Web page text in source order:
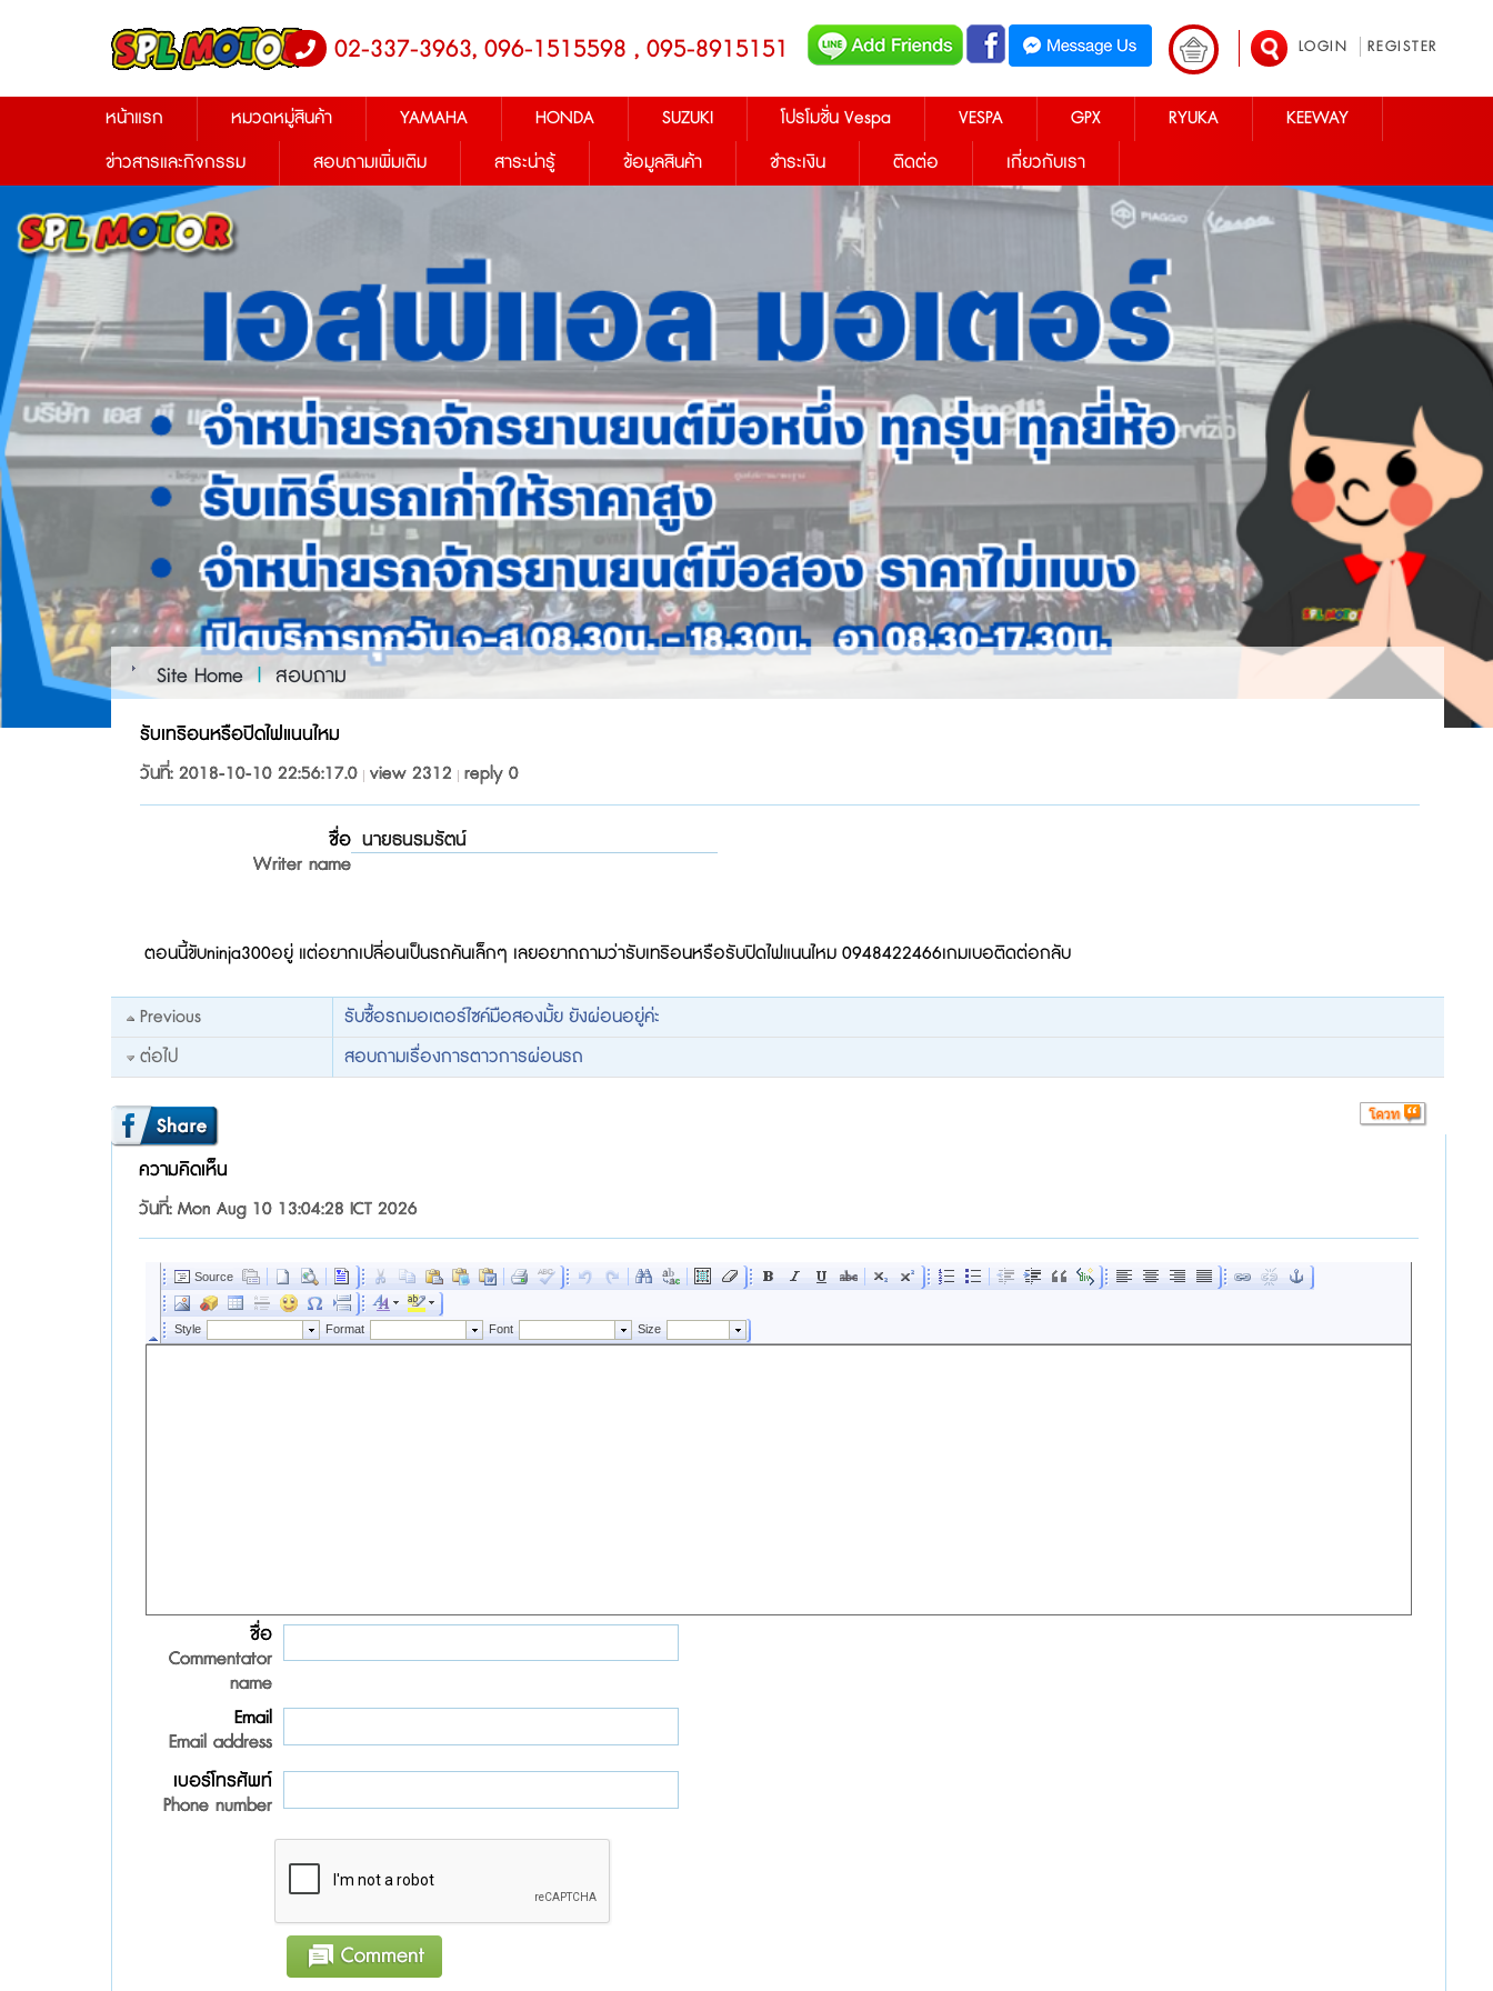
LOGIN REGISTER
02-337-3963, 096-1515598 , 095-8915151
หน้าแรก หมวดหมู่สินค้า YAMAHA HONDA SUZUKI โปรโมชั่น Vespa VESPA GPX RYUKA
KEEWAY
ข่าวสารและกิจกรรม
สอบถามเพิ่มเติม สาระน่ารู้ ข้อมูลสินค้า ชำระเงิน ติดต่อ เกี่ยวกับเรา
Site Home|สอบถาม
รับเทริอนหรือปิดไฟแนนไหม
วันที่: 2018-10-10 22:56:17.0 view 2312 reply 0
ชื่อ
Writer name
นายธนรมรัตน์
ตอนนี้ขับninja300อยู่ แต่อยากเปลี่อนเป็นรถคันเล็กๆ เลยอยากถามว่ารับเทริอนหรือรับปิดไฟแนนไหม 0948422466เกมเบอติดต่อกลับ
Previous
รับซื้อรถมอเตอร์ไซค์มือสองมั้ย ยังผ่อนอยู่ค่ะ
ต่อไป
สอบถามเรื่องการตาวการผ่อนรถ
ความคิดเห็น
วันที่: Mon Aug 10 13:04:28 ICT 2026
ชื่อ
Commentator
name
Email
Email address
เบอร์โทรศัพท์
Phone number